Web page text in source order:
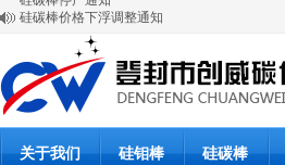
硅碳棒价格下浮调整通知
放假与开工通知
硅碳棒涨价通知
登封市创威高温材料有限公司
6月20日硅碳棒批发价格
6月19日硅碳棒价格
硅碳棒复产公告
关于我们 硅钼棒 硅碳棒